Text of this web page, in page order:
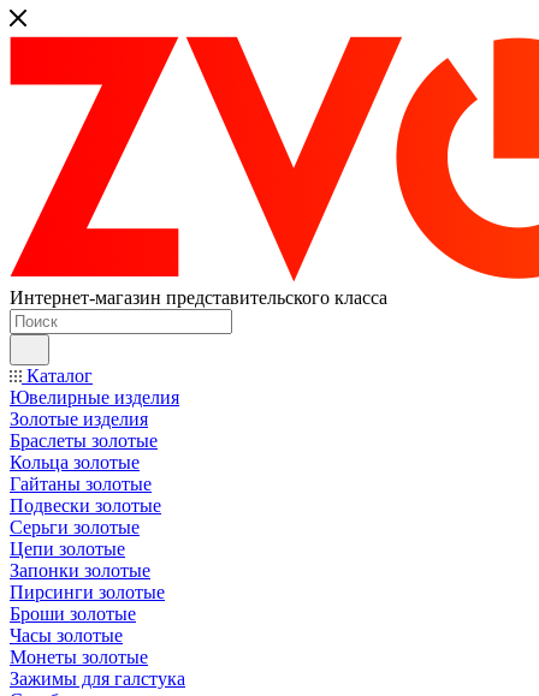
Интернет-магазин представительского класса
Каталог
Ювелирные изделия
Золотые изделия
Браслеты золотые
Кольца золотые
Гайтаны золотые
Подвески золотые
Серьги золотые
Цепи золотые
Запонки золотые
Пирсинги золотые
Броши золотые
Часы золотые
Монеты золотые
Зажимы для галстука